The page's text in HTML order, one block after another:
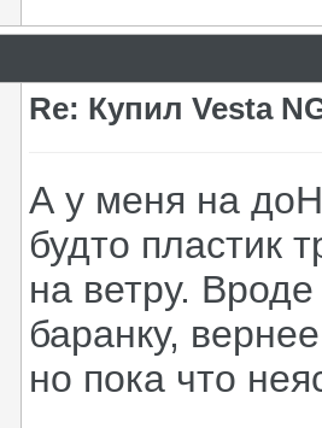
Re: Купил Vesta
А у меня на
будто пластик
на ветру.
баранку,
но пока что